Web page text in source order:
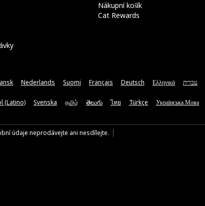
Nákupní košík
Cat Rewards
Nederlands Suomi Français Deutsch Ελληνικά עברית
(Latino) Svenska தமிழ் తెలుగు ไทย Türkçe Українська Мова
údaje neprodávejte ani nesdílejte.